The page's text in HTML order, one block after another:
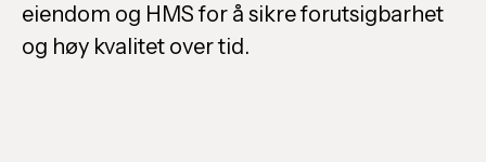
eiendom og HMS for å sikre forutsigbarhet
og høy kvalitet over tid.